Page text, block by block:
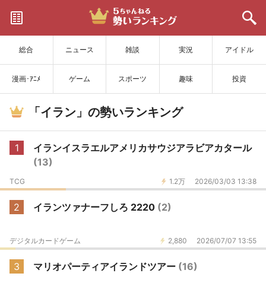
総合 ニュース 雑談 実況 アイドル
漫画･ｱﾆﾒ ゲーム スポーツ 趣味 投資
サイトを更新
「イラン」の勢いランキング
1
イランイスラエルアメリカサウジアラビアカタール
(13)
1.2万 2026/03/03 13:38
TCG
2 イランツァナーフしろ 2220 (2)
2,880 2026/07/07 13:55
デジタルカードゲーム
3 マリオパーティアイランドツアー (16)